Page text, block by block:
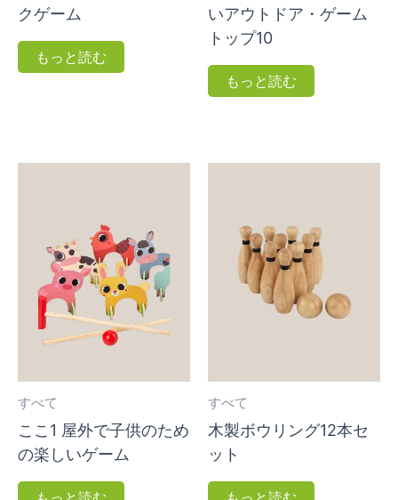
クゲーム
もっと読む
いアウトドア・ゲーム
トップ10
もっと読む
すべて
ここ1 屋外で子供のため
の楽しいゲーム
すべて
木製ボウリング12本セ
ット